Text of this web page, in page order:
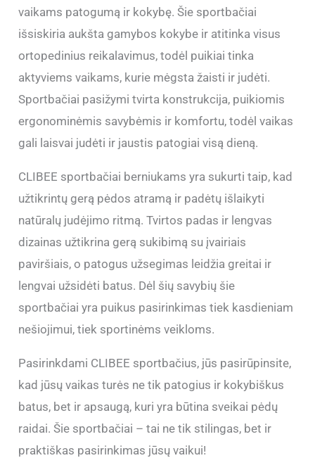
vaikams patogumą ir kokybę. Šie sportbačiai
išsiskiria aukšta gamybos kokybe ir atitinka visus
ortopedinius reikalavimus, todėl puikiai tinka
aktyviems vaikams, kurie mėgsta žaisti ir judėti.
Sportbačiai pasižymi tvirta konstrukcija, puikiomis
ergonominėmis savybėmis ir komfortu, todėl vaikas
gali laisvai judėti ir jaustis patogiai visą dieną.
CLIBEE sportbačiai berniukams yra sukurti taip, kad
užtikrintų gerą pėdos atramą ir padėtų išlaikyti
natūralų judėjimo ritmą. Tvirtos padas ir lengvas
dizainas užtikrina gerą sukibimą su įvairiais
paviršiais, o patogus užsegimas leidžia greitai ir
lengvai užsidėti batus. Dėl šių savybių šie
sportbačiai yra puikus pasirinkimas tiek kasdieniam
nešiojimui, tiek sportinėms veikloms.
Pasirinkdami CLIBEE sportbačius, jūs pasirūpinsite,
kad jūsų vaikas turės ne tik patogius ir kokybiškus
batus, bet ir apsaugą, kuri yra būtina sveikai pėdų
raidai. Šie sportbačiai – tai ne tik stilingas, bet ir
praktiškas pasirinkimas jūsų vaikui!